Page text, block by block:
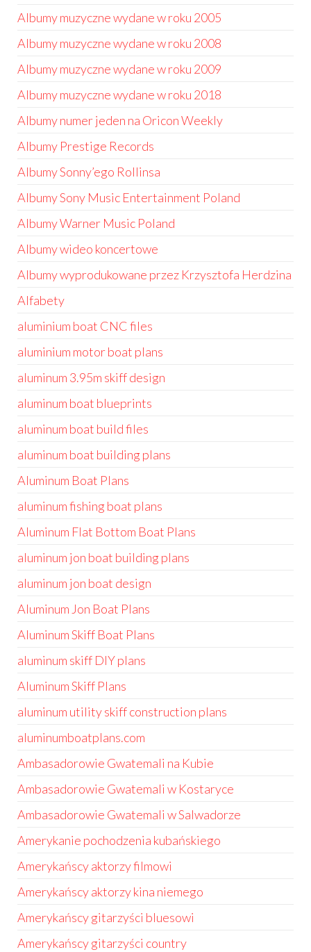
Albumy muzyczne wydane w roku 2005
Albumy muzyczne wydane w roku 2008
Albumy muzyczne wydane w roku 2009
Albumy muzyczne wydane w roku 2018
Albumy numer jeden na Oricon Weekly
Albumy Prestige Records
Albumy Sonny’ego Rollinsa
Albumy Sony Music Entertainment Poland
Albumy Warner Music Poland
Albumy wideo koncertowe
Albumy wyprodukowane przez Krzysztofa Herdzina
Alfabety
aluminium boat CNC files
aluminium motor boat plans
aluminum 3.95m skiff design
aluminum boat blueprints
aluminum boat build files
aluminum boat building plans
Aluminum Boat Plans
aluminum fishing boat plans
Aluminum Flat Bottom Boat Plans
aluminum jon boat building plans
aluminum jon boat design
Aluminum Jon Boat Plans
Aluminum Skiff Boat Plans
aluminum skiff DIY plans
Aluminum Skiff Plans
aluminum utility skiff construction plans
aluminumboatplans.com
Ambasadorowie Gwatemali na Kubie
Ambasadorowie Gwatemali w Kostaryce
Ambasadorowie Gwatemali w Salwadorze
Amerykanie pochodzenia kubańskiego
Amerykańscy aktorzy filmowi
Amerykańscy aktorzy kina niemego
Amerykańscy gitarzyści bluesowi
Amerykańscy gitarzyści country